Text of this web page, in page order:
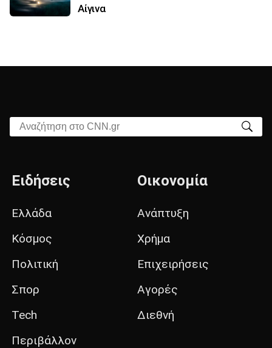
Αίγινα
Αναζήτηση στο CNN.gr
Ειδήσεις
Ελλάδα
Κόσμος
Πολιτική
Σπορ
Tech
Περιβάλλον
Οικονομία
Ανάπτυξη
Χρήμα
Επιχειρήσεις
Αγορές
Διεθνή